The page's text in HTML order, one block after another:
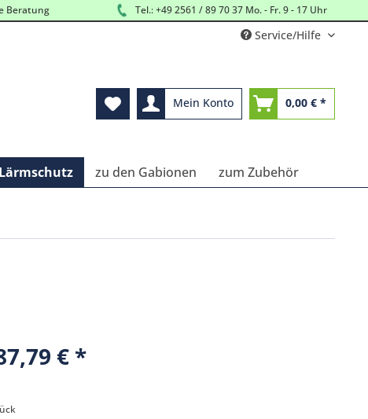
Beratung Tel.: +49 2561 / 89 70 37 Mo. - Fr. 9 - 17 Uhr
Service/Hilfe
Mein Konto 0,00 € *
zu den Gabionen zum Zubehör
€ *